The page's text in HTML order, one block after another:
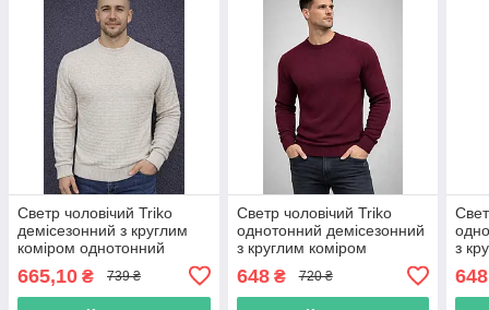
Светр чоловічий Triko
демісезонний з круглим
коміром однотонний
665,10 ₴ 739 ₴
Светр чоловічий Triko
однотонний демісезонний
з круглим коміром
648₴ 720 ₴
з
648